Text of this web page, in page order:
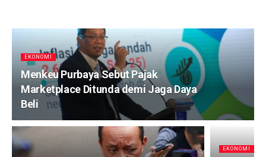
EKONOMI
Menkeu Purbaya Sebut Pajak
Marketplace Ditunda demi Jaga Daya
Beli
EKONOMI